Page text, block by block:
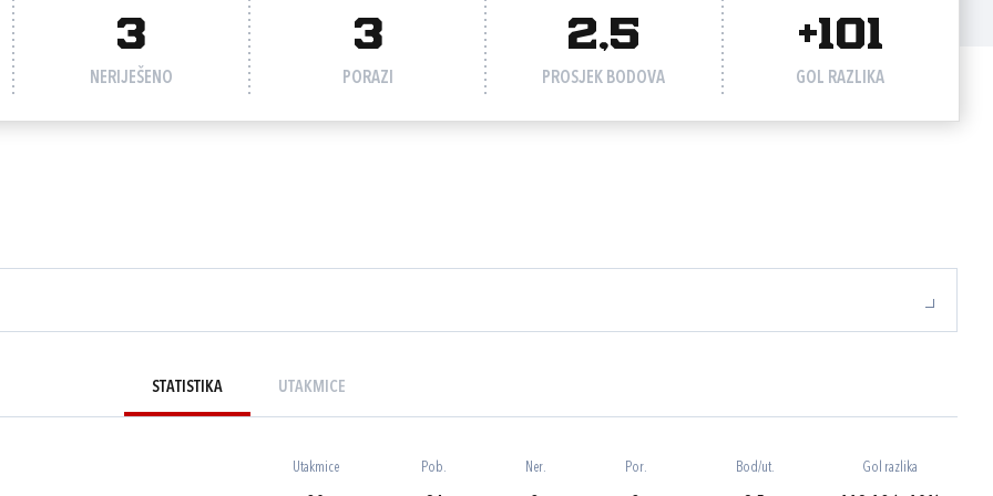
3
NERIJEŠENO
3
PORAZI
2,5
PROSJEK BODOVA
+101
GOL RAZLIKA
STATISTIKA UTAKMICE
Utakmice Pob. Ner. Por. Bod/ut. Gol razlika